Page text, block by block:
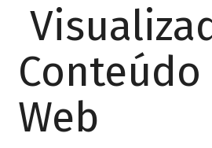
Conteúdo
Web